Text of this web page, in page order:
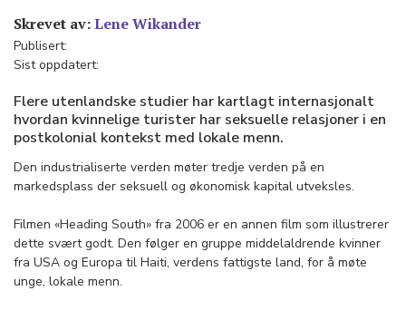
Skrevet av:Lene Wikander
Publisert:
Sist oppdatert:
Flere utenlandske studier har kartlagt internasjonalt
hvordan kvinnelige turister har seksuelle relasjoner i en
postkolonial kontekst med lokale menn.
Den industrialiserte verden møter tredje verden på en
markedsplass der seksuell og økonomisk kapital utveksles.
Filmen «Heading South» fra 2006 er en annen film som illustrerer
dette svært godt. Den følger en gruppe middelaldrende kvinner
fra USA og Europa til Haiti, verdens fattigste land, for å møte
unge, lokale menn.